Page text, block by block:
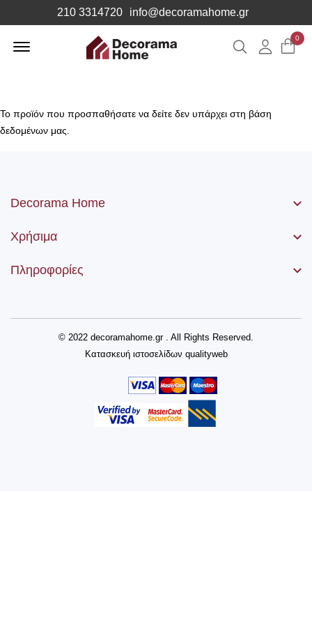
210 3314720 info@decoramahome.gr
Αναζήτηση
0
Το προϊόν που προσπαθήσατε να δείτε δεν υπάρχει στη βάση
δεδομένων μας.
Decorama Home
Χρήσιμα
Πληροφορίες
© 2022 decoramahome.gr . All Rights Reserved.
Κατασκευή ιστοσελίδων qualityweb